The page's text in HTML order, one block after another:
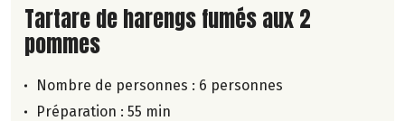
Lire la suite de la recette
Tartare de harengs fumés aux 2
pommes
Nombre de personnes : 6 personnes
Préparation : 55 min